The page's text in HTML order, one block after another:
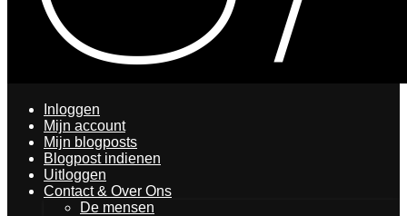
Inloggen
Mijn account
Mijn blogposts
Blogpost indienen
Uitloggen
Contact & Over Ons
De mensen